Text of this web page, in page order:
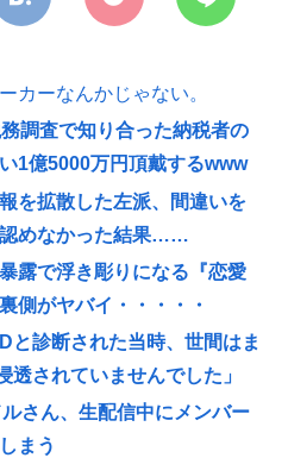
カーなんかじゃない。
調査で知り合った納税者の
1億5000万円頂戴するwww
を拡散した左派、間違いを
めなかった結果……
露で浮き彫りになる『恋愛
側がヤバイ・・・・・
と診断された当時、世間はま
透されていませんでした」
さん、生配信中にメンバー
まう